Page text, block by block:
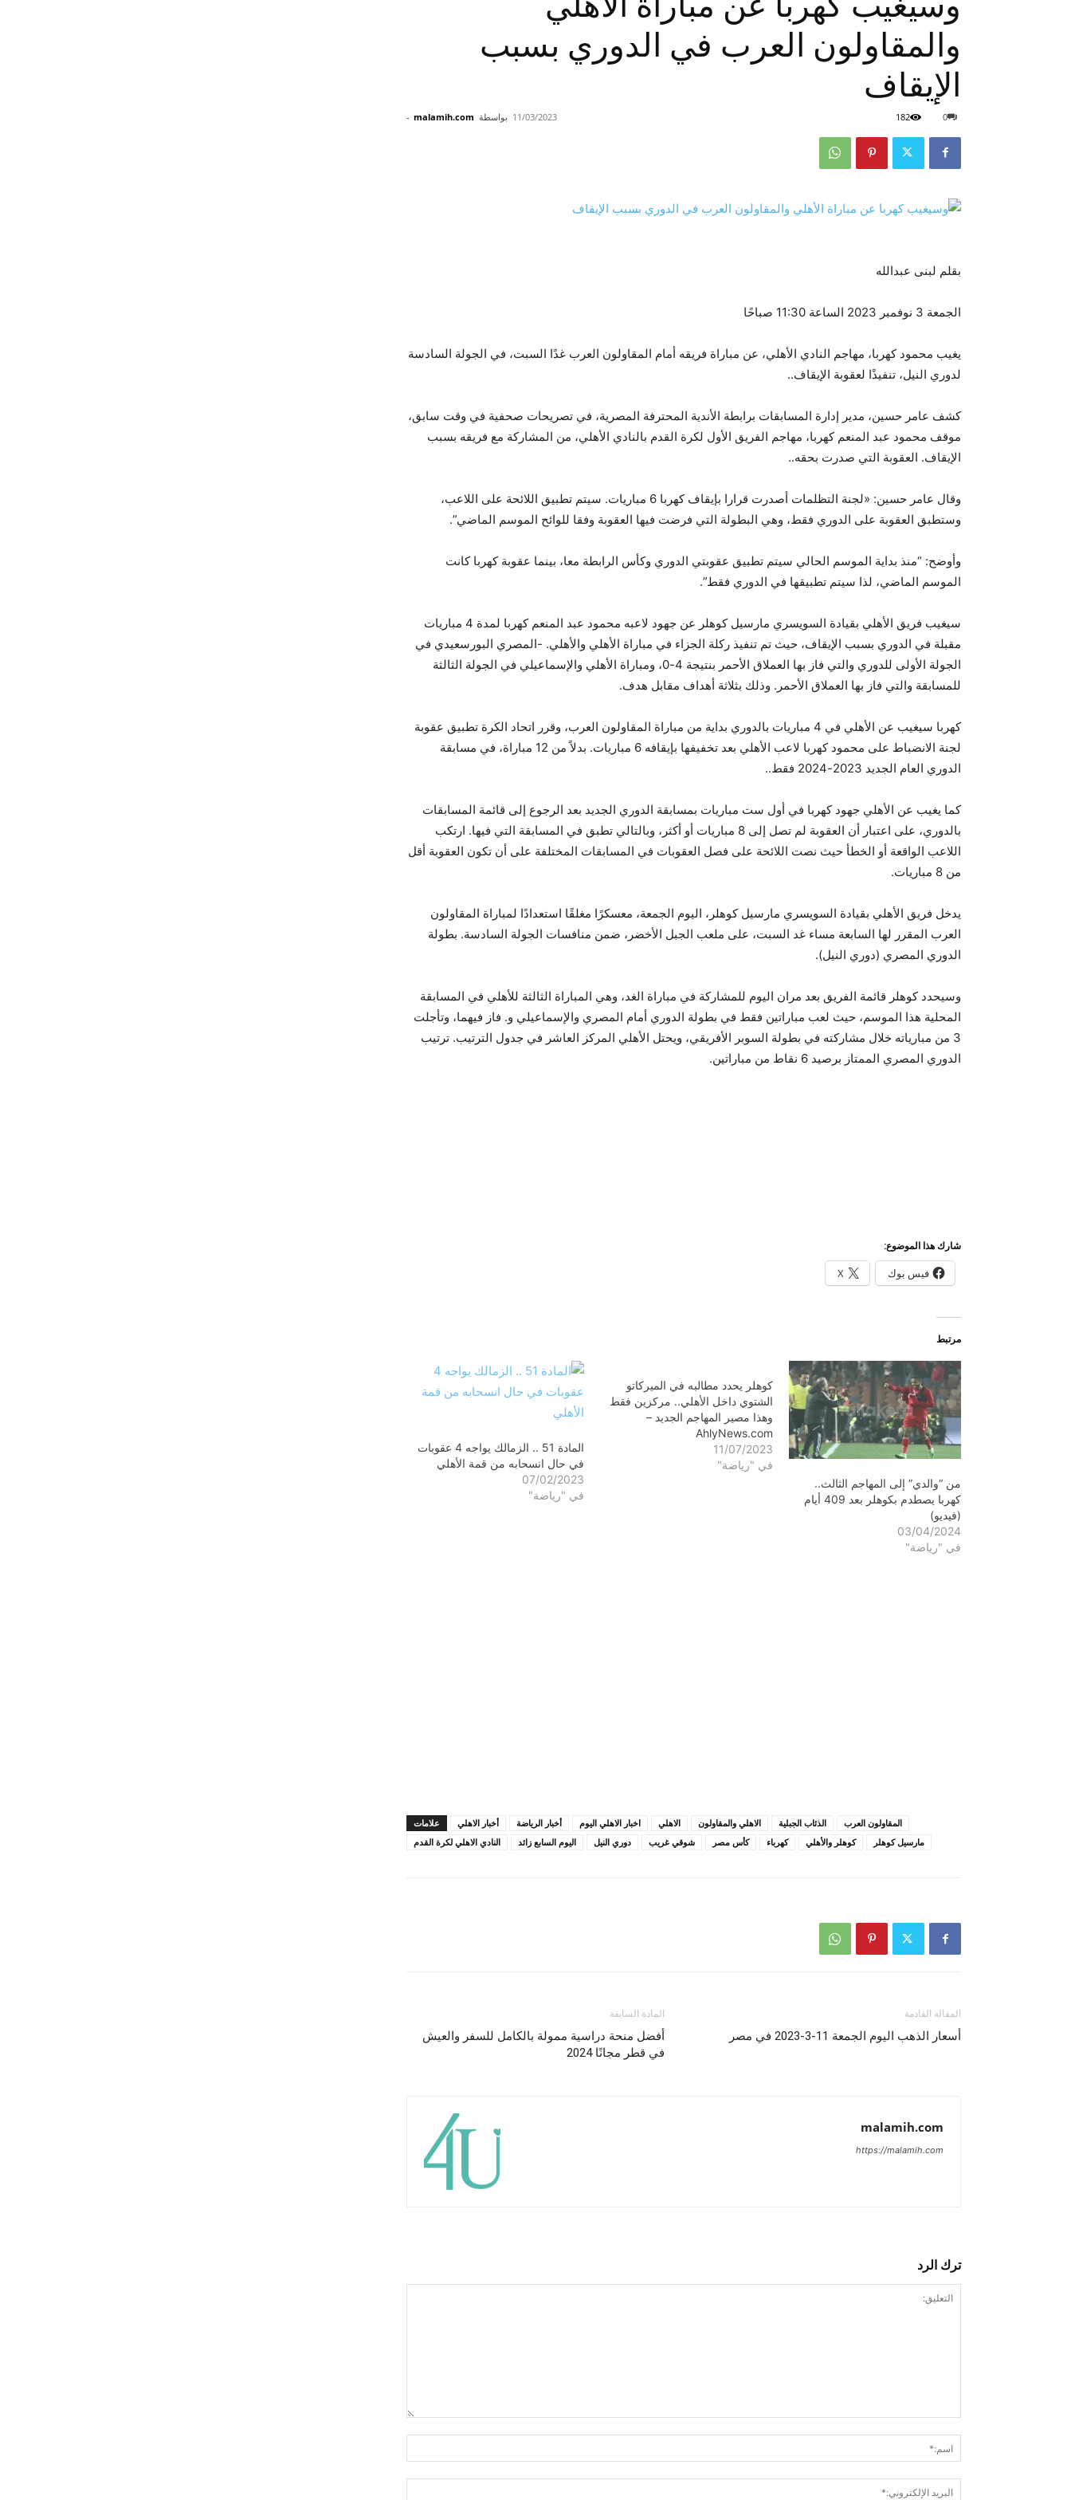
والمقاولون العرب في الدوري بسبب
الإيقاف
بواسطة malamih.com
- 11/03/2023 0
182
بقلم لبنى عبدالله
الجمعة 3 نوفمبر 2023 الساعة 11:30 صباحًا
يغيب محمود كهربا، مهاجم النادي الأهلي، عن مباراة فريقه أمام المقاولون العرب غدًا السبت، في الجولة السادسة
لدوري النيل، تنفيذًا لعقوبة الإيقاف..
كشف عامر حسين، مدير إدارة المسابقات برابطة الأندية المحترفة المصرية، في تصريحات صحفية في وقت سابق،
موقف محمود عبد المنعم كهربا، مهاجم الفريق الأول لكرة القدم بالنادي الأهلي، من المشاركة مع فريقه بسبب
الإيقاف. العقوبة التي صدرت بحقه..
وقال عامر حسين: «لجنة التظلمات أصدرت قرارا بإيقاف كهربا 6 مباريات. سيتم تطبيق اللائحة على اللاعب،
وستطبق العقوبة على الدوري فقط، وهي البطولة التي فرضت فيها العقوبة وفقا للوائح الموسم الماضي”.
وأوضح: “منذ بداية الموسم الحالي سيتم تطبيق عقوبتي الدوري وكأس الرابطة معا، بينما عقوبة كهربا كانت
الموسم الماضي، لذا سيتم تطبيقها في الدوري فقط”.
سيغيب فريق الأهلي بقيادة السويسري مارسيل كوهلر عن جهود لاعبه محمود عبد المنعم كهربا لمدة 4 مباريات
مقبلة في الدوري بسبب الإيقاف، حيث تم تنفيذ ركلة الجزاء في مباراة الأهلي والأهلي. -المصري البورسعيدي في
الجولة الأولى للدوري والتي فاز بها العملاق الأحمر بنتيجة 4-0، ومباراة الأهلي والإسماعيلي في الجولة الثالثة
للمسابقة والتي فاز بها العملاق الأحمر. وذلك بثلاثة أهداف مقابل هدف.
كهربا سيغيب عن الأهلي في 4 مباريات بالدوري بداية من مباراة المقاولون العرب، وقرر اتحاد الكرة تطبيق عقوبة
لجنة الانضباط على محمود كهربا لاعب الأهلي بعد تخفيفها بإيقافه 6 مباريات. بدلاً من 12 مباراة، في مسابقة
الدوري العام الجديد 2023-2024 فقط.
.
كما يغيب عن الأهلي جهود كهربا في أول ست مباريات بمسابقة الدوري الجديد بعد الرجوع إلى قائمة المسابقات
بالدوري، على اعتبار أن العقوبة لم تصل إلى 8 مباريات أو أكثر، وبالتالي تطبق في المسابقة التي فيها. ارتكب
اللاعب الواقعة أو الخطأ حيث نصت اللائحة على فصل العقوبات في المسابقات المختلفة على أن تكون العقوبة أقل
من 8 مباريات
.
يدخل فريق الأهلي بقيادة السويسري مارسيل كوهلر، اليوم الجمعة، معسكرًا مغلقًا استعدادًا لمباراة المقاولون
العرب المقرر لها السابعة مساء غد السبت، على ملعب الجبل الأخضر، ضمن منافسات الجولة السادسة. بطولة
الدوري المصري (دوري النيل).
وسيحدد كوهلر قائمة الفريق بعد مران اليوم للمشاركة في مباراة الغد، وهي المباراة الثالثة للأهلي في المسابقة
المحلية هذا الموسم، حيث لعب مباراتين فقط في بطولة الدوري أمام المصري والإسماعيلي و. فاز فيهما، وتأجلت
3 من مبارياته خلال مشاركته في بطولة السوبر الأفريقي، ويحتل الأهلي المركز العاشر في جدول الترتيب. ترتيب
الدوري المصري الممتاز برصيد 6 نقاط من مباراتين.
شارك هذا الموضوع:
فيس بوك X
مرتبط
من “والدي” إلى المهاجم الثالث..
كهربا يصطدم بكوهلر بعد 409 أيام
(فيديو)
03/04/2024
في "رياضة"
كوهلر يحدد مطالبه في الميركاتو
الشتوي داخل الأهلي.. مركزين فقط
وهذا مصير المهاجم الجديد –
AhlyNews.com
11/07/2023
في "رياضة"
المادة 51 .. الزمالك يواجه 4 عقوبات
في حال انسحابه من قمة الأهلي
07/02/2023
في "رياضة"
علامات أخبار الاهلي أخبار الرياضة اخبار الاهلي اليوم الاهلي الاهلي والمقاولون الذئاب الجبلية
المقاولون العرب
النادي الاهلي لكرة القدم
اليوم السابع زائد دوري النيل شوقي غريب كأس مصر كهرباء كوهلر والأهلي مارسيل كوهلر
المادة السابقة
أفضل منحة دراسية ممولة بالكامل للسفر والعيش
في قطر مجانًا 2024
المقالة القادمة
أسعار الذهب اليوم الجمعة 11-3-2023 في مصر
malamih.com
https://malamih.com
ترك الرد